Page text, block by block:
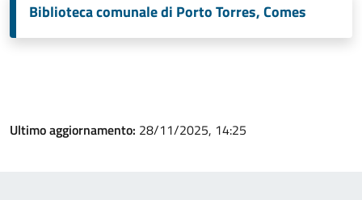
Biblioteca comunale di Porto Torres, Comes
Ultimo aggiornamento: 28/11/2025, 14:25